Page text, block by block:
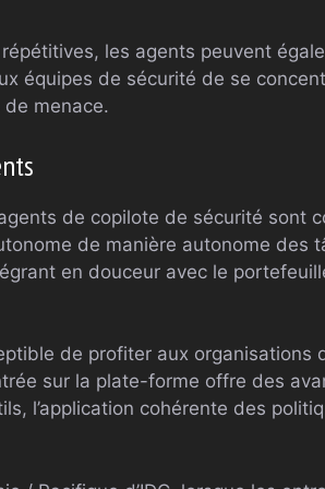
les agents peuvent
équipes de sécurité de se
menace.
de copilote de sécurité sont
de manière autonome des
en douceur avec le
de profiter aux organisations
sur la plate-forme offre des
l’application cohérente des